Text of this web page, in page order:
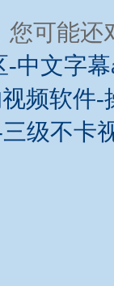
可能还
中文字
频软件
级不卡